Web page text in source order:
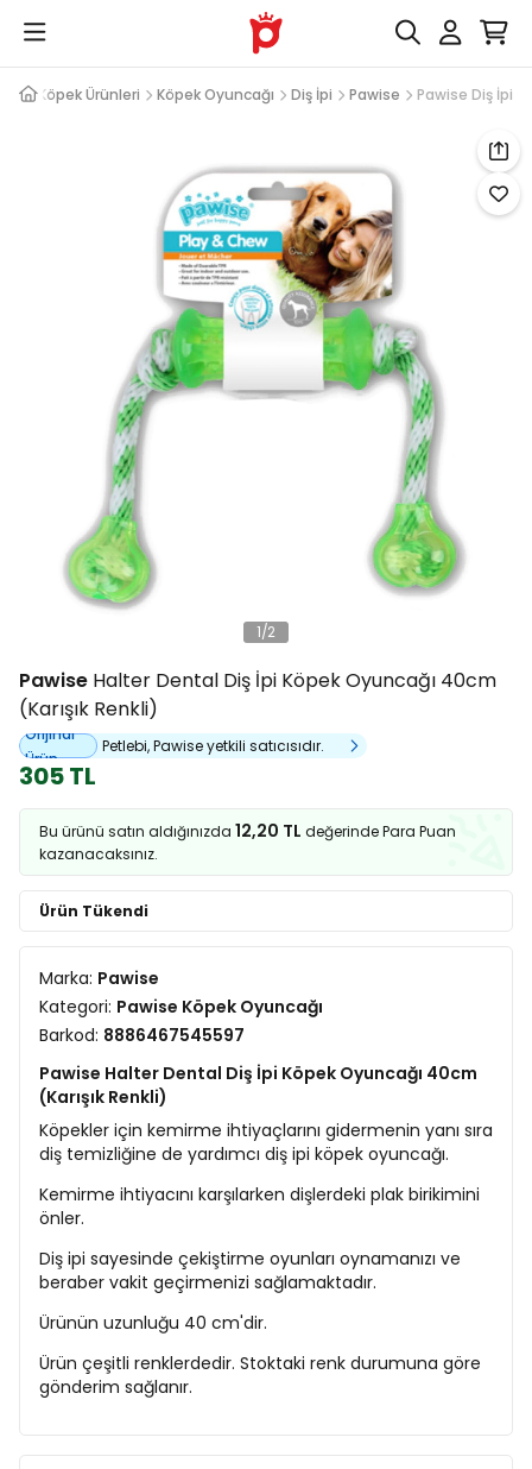
Köpek Ürünleri Köpek Oyuncağı Diş İpi Pawise Pawise Diş İpi
1/2
Pawise Halter Dental Diş İpi Köpek Oyuncağı 40cm
(Karışık Renkli)
Orijinal
Ürün
Petlebi, Pawise yetkili satıcısıdır.
305 TL
Bu ürünü satın aldığınızda 12,20 TL değerinde Para Puan
kazanacaksınız.
Ürün Tükendi
Marka: Pawise
Kategori: Pawise Köpek Oyuncağı
Barkod: 8886467545597
Pawise Halter Dental Diş İpi Köpek Oyuncağı 40cm
(Karışık Renkli)
Köpekler için kemirme ihtiyaçlarını gidermenin yanı sıra
diş temizliğine de yardımcı diş ipi köpek oyuncağı.
Kemirme ihtiyacını karşılarken dişlerdeki plak birikimini
önler.
Diş ipi sayesinde çekiştirme oyunları oynamanızı ve
beraber vakit geçirmenizi sağlamaktadır.
Ürünün uzunluğu 40 cm'dir.
Ürün çeşitli renklerdedir. Stoktaki renk durumuna göre
gönderim sağlanır.